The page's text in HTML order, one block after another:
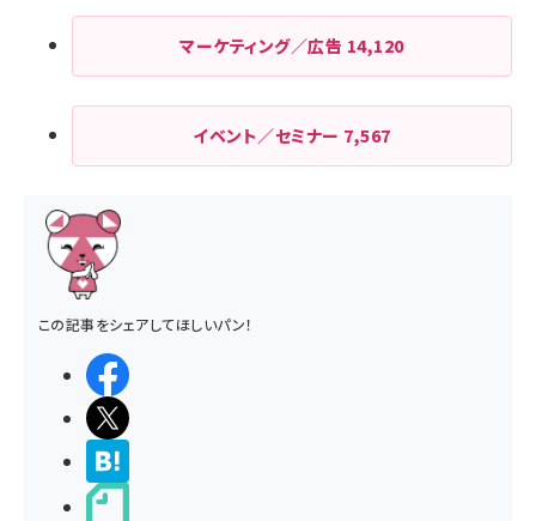
マーケティング／広告 14,120
イベント／セミナー 7,567
この記事をシェアしてほしいパン！